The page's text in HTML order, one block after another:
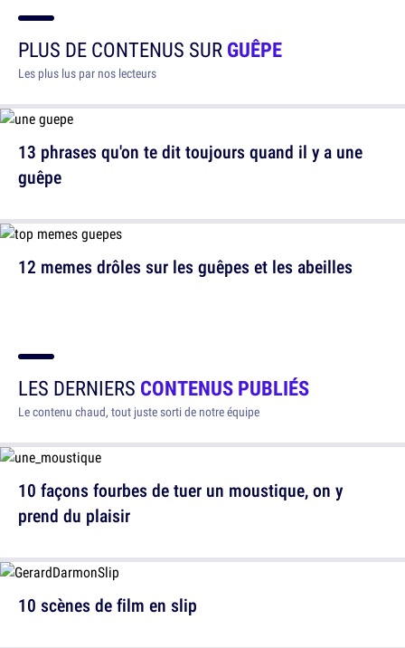
PLUS DE CONTENUS SURGUÊPE
Les plus lus par nos lecteurs
12 memes drôles sur les guêpes et les abeilles
13 phrases qu'on te dit toujours quand il y a une
guêpe
LES DERNIERS CONTENUS PUBLIÉS
Le contenu chaud, tout juste sorti de notre équipe
10 façons fourbes de tuer un moustique, on y
prend du plaisir
10 scènes de film en slip